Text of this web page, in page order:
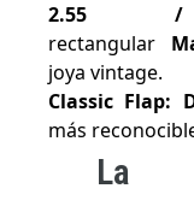
2.55 /
rectangular
joya vintage.
Classic Flap:
más
La